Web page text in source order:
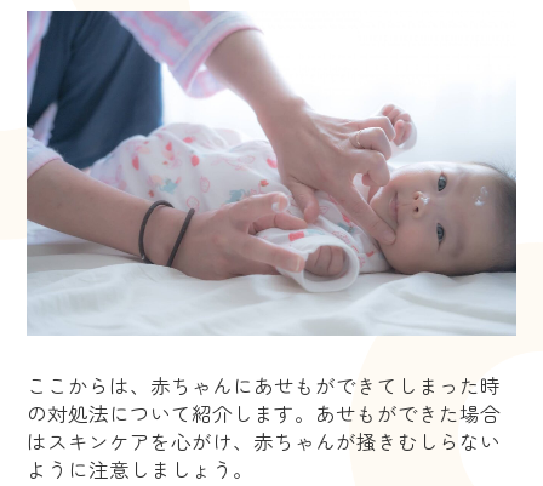
ここからは、赤ちゃんにあせもができてしまった時
の対処法について紹介します。あせもができた場合
はスキンケアを心がけ、赤ちゃんが掻きむしらない
ように注意しましょう。